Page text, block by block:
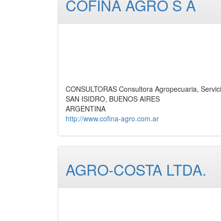
COFINA AGRO S A
CONSULTORAS Consultora Agropecuaria,
SAN ISIDRO, BUENOS AIRES
ARGENTINA
http://www.cofina-agro.com.ar
AGRO-COSTA LTDA.